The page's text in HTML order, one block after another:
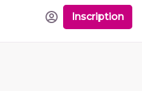
Inscription